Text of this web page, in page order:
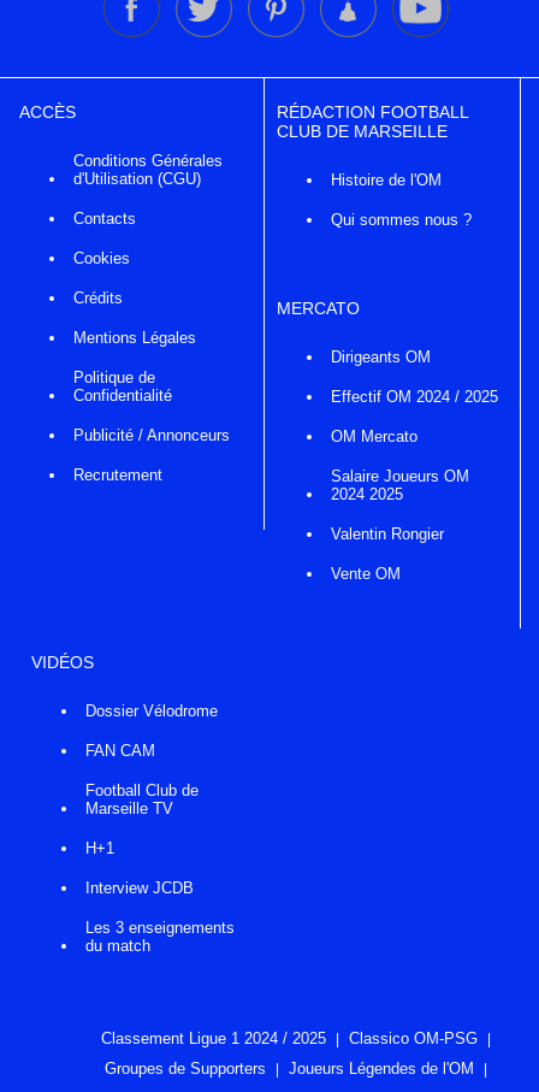
ACCÈS
Conditions Générales
d'Utilisation (CGU)
Contacts
Cookies
Crédits
Mentions Légales
Politique de
Confidentialité
Publicité / Annonceurs
Recrutement
RÉDACTION FOOTBALL
CLUB DE MARSEILLE
Histoire de l'OM
Qui sommes nous ?
MERCATO
Dirigeants OM
Effectif OM 2024 / 2025
OM Mercato
Salaire Joueurs OM
2024 2025
Valentin Rongier
Vente OM
VIDÉOS
Dossier Vélodrome
FAN CAM
Football Club de
Marseille TV
H+1
Interview JCDB
Les 3 enseignements
du match
Classement Ligue 1 2024 / 2025
Classico OM-PSG
Groupes de Supporters
Joueurs Légendes de l'OM